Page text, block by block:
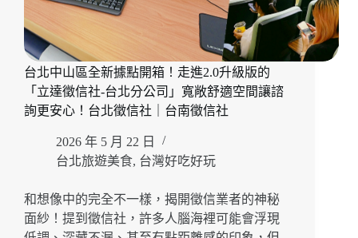
台北中山區全新據點開箱！走進2.0升級版的
「立達徵信社-台北分公司」寬敞舒適空間讓諮
詢更安心！台北徵信社｜台南徵信社
2026 年 5 月 22 日
台北旅遊美食, 台灣好吃好玩
和想像中的完全不一樣，揭開徵信業者的神秘
面紗！提到徵信社，許多人腦海裡可能會浮現